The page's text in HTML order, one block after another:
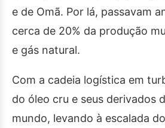
e de Omã. Por lá, passavam
cerca de 20% da produção
e gás natural.
Com a cadeia logística em
do óleo cru e seus derivados
mundo, levando à escalada